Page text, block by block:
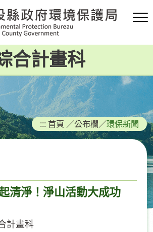
合計畫科
::: 首頁 ／公布欄 ／環保新聞
清淨！淨山活動大成功
計畫科